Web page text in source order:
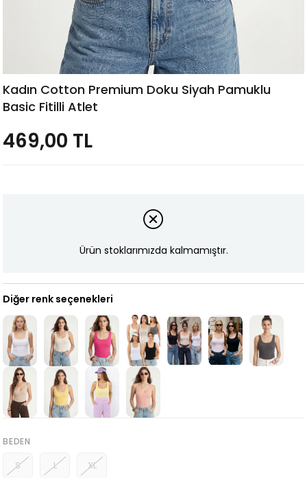
Kadın Cotton Premium Doku Siyah Pamuklu
Basic Fitilli Atlet
469,00 TL
Ürün stoklarımızda kalmamıştır.
Diğer renk seçenekleri
BEDEN
S L XL